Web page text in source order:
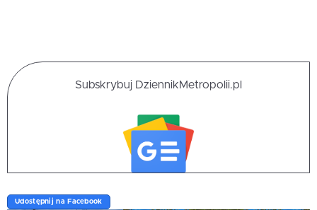
Subskrybuj DziennikMetropolii.pl
Udostępnij na Facebook